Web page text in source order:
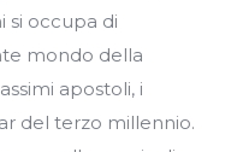
si occupa di
mondo della
apostoli, i
del terzo millennio.